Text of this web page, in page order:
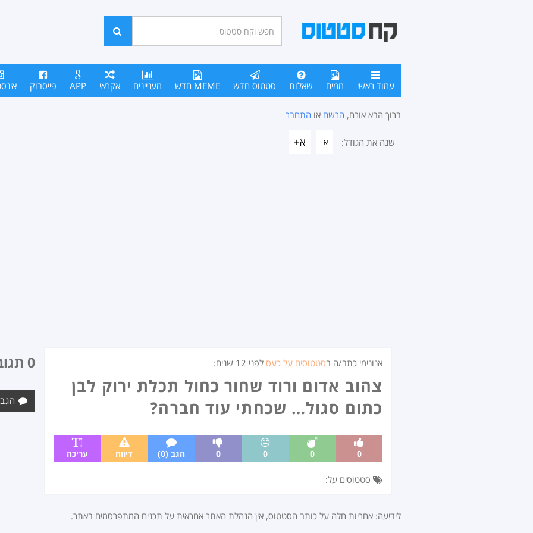
סטטוסים
חפש
עמוד ראשי ממים שאלות סטטוס חדש MEME חדש מעניינים אקראי APP פייסבוק
ברוך הבא אורח, הרשם או התחבר
שנה את הגודל: א- א+
אנונימי כתב/ה בסטטוסים על כעס לפני 12 שנים :
צהוב אדום ורוד שחור כחול תכלת ירוק לבן
כתום סגול… שכחתי עוד חברה?
0
0
0
0 הגב (0) דיווח עריכה
סטטוסים על:
0 תגובות
לידיעה: אחריות חלה על כותב הסטטוס, אין הנהלת האתר אחראית על תכנים המתפרסמים באתר.